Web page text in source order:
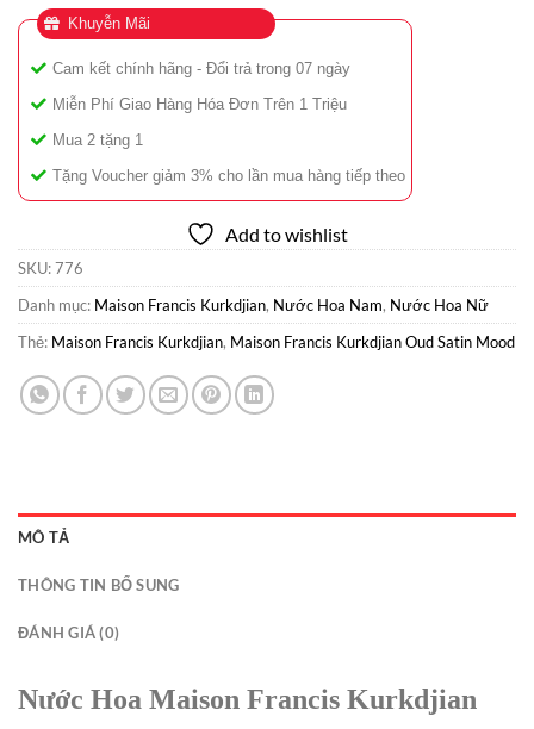
Khuyễn Mãi
Cam kết chính hãng - Đổi trả trong 07 ngày
Miễn Phí Giao Hàng Hóa Đơn Trên 1 Triệu
Mua 2 tặng 1
Tặng Voucher giảm 3% cho lần mua hàng tiếp theo
Add to wishlist
SKU:776
Danh mục: Maison Francis Kurkdjian, Nước Hoa Nam, Nước Hoa Nữ
Thẻ: Maison Francis Kurkdjian, Maison Francis Kurkdjian Oud Satin Mood
MÔ TẢ
THÔNG TIN BỔ SUNG
ĐÁNH GIÁ (0)
Nước Hoa Maison Francis Kurkdjian